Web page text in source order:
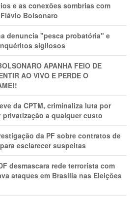
e as conexões sombrias com
Bolsonaro
denuncia "pesca probatória" e
sigilosos
APANHA FEIO DE
AO VIVO E PERDE O
da CPTM, criminaliza luta por
privatização a qualquer custo
da PF sobre contratos de
esclarecer suspeitas
desmascara rede terrorista com
ataques em Brasília nas Eleições